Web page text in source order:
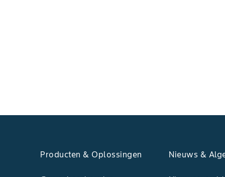
Producten & Oplossingen Nieuws &